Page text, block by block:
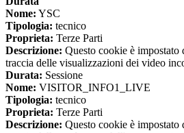
Nome: YSC
Tipologia: tecnico
Proprieta: Terze Parti
Descrizione: Questo cookie è impostato
traccia delle visualizzazioni dei video
Durata: Sessione
Nome: VISITOR_INFO1_LIVE
Tipologia: tecnico
Proprieta: Terze Parti
Descrizione: Questo cookie è impostato